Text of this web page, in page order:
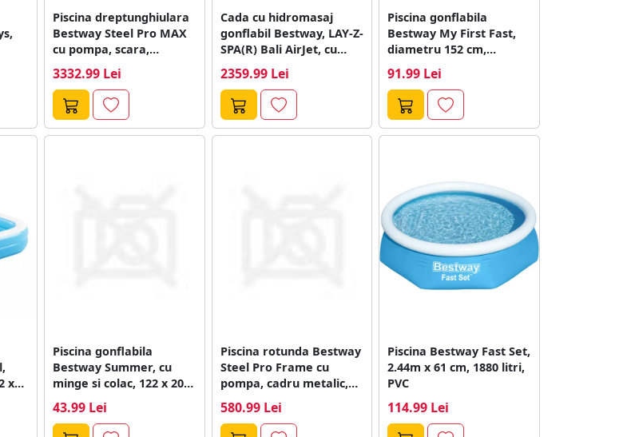
Piscina dreptunghiulara
Bestway Steel Pro MAX
cu pompa, scara,
3332.99 Lei
Cada cu hidromasaj
gonflabil Bestway, LAY-Z-
SPA(R) Bali AirJet, cu
2359.99 Lei
Piscina gonflabila
Bestway My First Fast,
diametru 152 cm,
91.99 Lei
x
Piscina gonflabila
Bestway Summer, cu
minge si colac, 122 x 20
43.99 Lei
Piscina rotunda Bestway
Steel Pro Frame cu
pompa, cadru metalic,
580.99 Lei
Piscina Bestway Fast Set,
2.44m x 61 cm, 1880 litri,
PVC
114.99 Lei